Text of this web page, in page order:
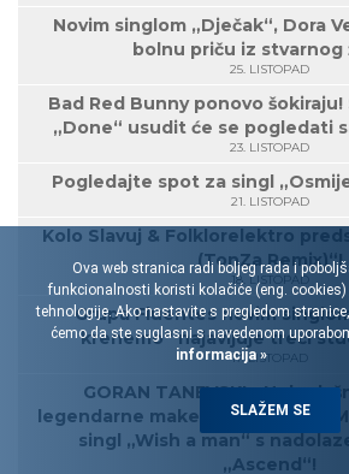
Novim singlom „Dječak“, Dora
bolnu priču iz stvarnog
25. LISTOPAD
Bad Red Bunny ponovo
„Done“ usudit će se pogledati
23. LISTOPAD
Pogledajte spot za singl
21. LISTOPAD
Kolo Slavuj & Folklorelektro
(TonZa Remix)“!
18. LISTOPAD
Grupa Fluentes novim singlom
krenemo“ najavljuje treći
17. LISTOPAD
GORAN TANEVSKI -
legendarne makedonske grupe
singl „Wish a man“ s
„Ascend“!
Ova web stranica radi boljeg rada i
funkcionalnosti koristi kolačiće (eng.
tehnologije. Ako nastavite s pregledom
ćemo da ste suglasni s navedenom
informacija »
SLAŽEM SE